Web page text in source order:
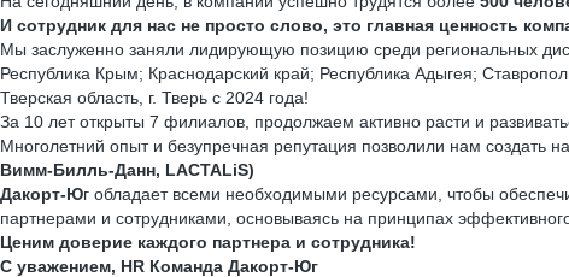
И сотрудник для нас не просто слово, это главная ценность
Мы заслуженно заняли лидирующую позицию среди региональных
Республика Крым; Краснодарский край; Республика Адыгея;
Тверская область, г. Тверь с 2024 года!
За 10 лет открыты 7 филиалов, продолжаем активно расти и
Многолетний опыт и безупречная репутация позволили нам
Вимм-Билль-Данн, LACTALiS)
Дакорт-Юг обладает всеми необходимыми ресурсами, чтобы
партнерами и сотрудниками, основываясь на принципах
Ценим доверие каждого партнера и сотрудника!
С уважением, HR Команда Дакорт-Юг